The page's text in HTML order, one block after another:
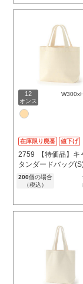
12
オンス
在庫限り廃番 値下げ
2759
【特価品】
タンダードバッグ
200個の場合
（税込）